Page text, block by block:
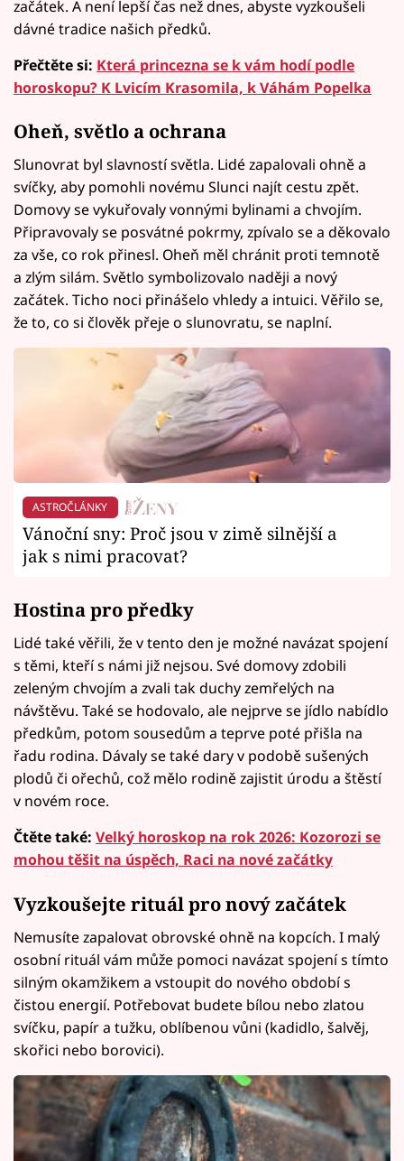
začátek. A není lepší čas než dnes, abyste vyzkoušeli
dávné tradice našich předků.
Přečtěte si: Která princezna se k vám hodí podle
horoskopu? K Lvicím Krasomila, k Váhám Popelka
Oheň, světlo a ochrana
Slunovrat byl slavností světla. Lidé zapalovali ohně a
svíčky, aby pomohli novému Slunci najít cestu zpět.
Domovy se vykuřovaly vonnými bylinami a chvojím.
Připravovaly se posvátné pokrmy, zpívalo se a děkovalo
za vše, co rok přinesl. Oheň měl chránit proti temnotě
a zlým silám. Světlo symbolizovalo naději a nový
začátek. Ticho noci přinášelo vhledy a intuici. Věřilo se,
že to, co si člověk přeje o slunovratu, se naplní.
ASTROČLÁNKY
Vánoční sny: Proč jsou v zimě silnější a
jak s nimi pracovat?
Hostina pro předky
Lidé také věřili, že v tento den je možné navázat spojení
s těmi, kteří s námi již nejsou. Své domovy zdobili
zeleným chvojím a zvali tak duchy zemřelých na
návštěvu. Také se hodovalo, ale nejprve se jídlo nabídlo
předkům, potom sousedům a teprve poté přišla na
řadu rodina. Dávaly se také dary v podobě sušených
plodů či ořechů, což mělo rodině zajistit úrodu a štěstí
v novém roce.
Čtěte také: Velký horoskop na rok 2026: Kozorozi se
mohou těšit na úspěch, Raci na nové začátky
Vyzkoušejte rituál pro nový začátek
Nemusíte zapalovat obrovské ohně na kopcích. I malý
osobní rituál vám může pomoci navázat spojení s tímto
silným okamžikem a vstoupit do nového období s
čistou energií. Potřebovat budete bílou nebo zlatou
svíčku, papír a tužku, oblíbenou vůni (kadidlo, šalvěj,
skořici nebo borovici).